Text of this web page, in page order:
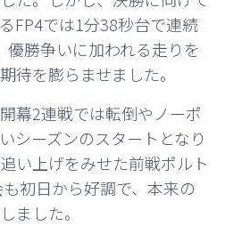
FP4では1分38秒台で連続
勝争いに加われる走りを
待を膨らませました。
幕2連戦では転倒やノーポ
シーズンのスタートとなり
い上げをみせた前戦ポルト
初日から好調で、本来の
ました。